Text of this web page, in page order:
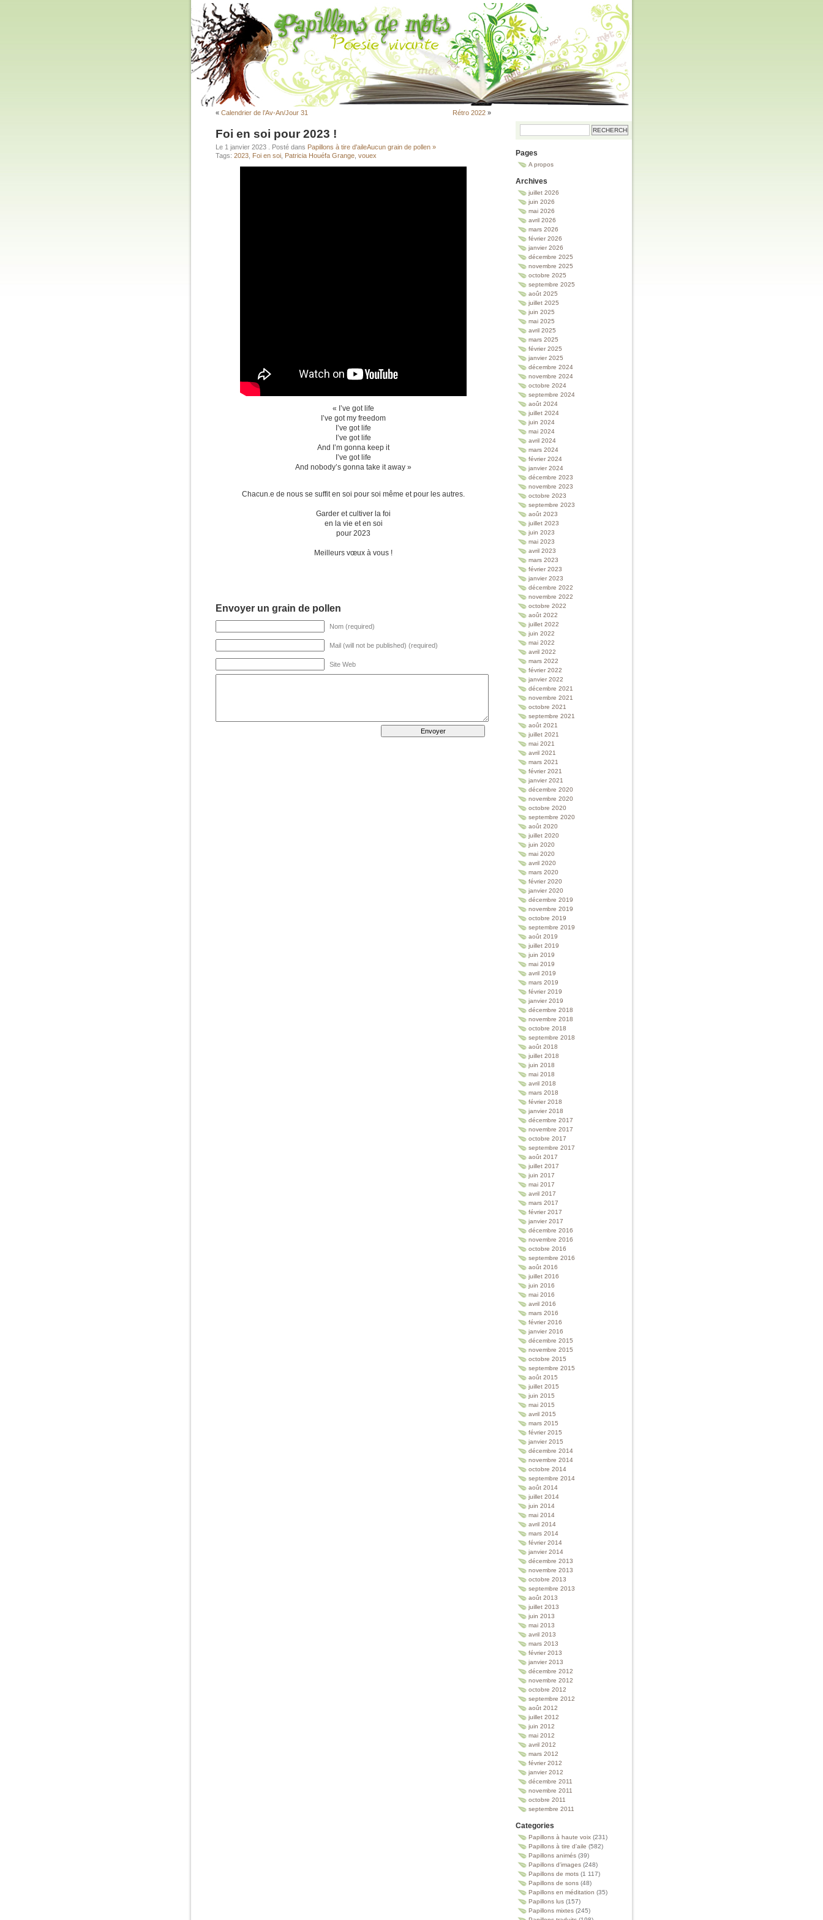
« Calendrier de l’Av-An/Jour 31 Rétro 2022 »
Foi en soi pour 2023 !
Le 1 janvier 2023 . Posté dans Papillons à tire d'aileAucun grain de pollen »
Tags: 2023 Foi en soi Patricia Houéfa Grange vouex
« I’ve got life
I’ve got my freedom
I’ve got life
I’ve got life
And I’m gonna keep it
I’ve got life
And nobody’s gonna take it away »
Chacun.e de nous se suffit en soi pour soi même et pour les autres.
Garder et cultiver la foi
en la vie et en soi
pour 2023
Meilleurs vœux à vous !
Envoyer un grain de pollen
Nom (required)
Mail (will not be published) (required)
Site Web
Pages
A propos
Archives
juillet 2026
juin 2026
mai 2026
avril 2026
mars 2026
février 2026
janvier 2026
décembre 2025
novembre 2025
octobre 2025
septembre 2025
août 2025
juillet 2025
juin 2025
mai 2025
avril 2025
mars 2025
février 2025
janvier 2025
décembre 2024
novembre 2024
octobre 2024
septembre 2024
août 2024
juillet 2024
juin 2024
mai 2024
avril 2024
mars 2024
février 2024
janvier 2024
décembre 2023
novembre 2023
octobre 2023
septembre 2023
août 2023
juillet 2023
juin 2023
mai 2023
avril 2023
mars 2023
février 2023
janvier 2023
décembre 2022
novembre 2022
octobre 2022
août 2022
juillet 2022
juin 2022
mai 2022
avril 2022
mars 2022
février 2022
janvier 2022
décembre 2021
novembre 2021
octobre 2021
septembre 2021
août 2021
juillet 2021
mai 2021
avril 2021
mars 2021
février 2021
janvier 2021
décembre 2020
novembre 2020
octobre 2020
septembre 2020
août 2020
juillet 2020
juin 2020
mai 2020
avril 2020
mars 2020
février 2020
janvier 2020
décembre 2019
novembre 2019
octobre 2019
septembre 2019
août 2019
juillet 2019
juin 2019
mai 2019
avril 2019
mars 2019
février 2019
janvier 2019
décembre 2018
novembre 2018
octobre 2018
septembre 2018
août 2018
juillet 2018
juin 2018
mai 2018
avril 2018
mars 2018
février 2018
janvier 2018
décembre 2017
novembre 2017
octobre 2017
septembre 2017
août 2017
juillet 2017
juin 2017
mai 2017
avril 2017
mars 2017
février 2017
janvier 2017
décembre 2016
novembre 2016
octobre 2016
septembre 2016
août 2016
juillet 2016
juin 2016
mai 2016
avril 2016
mars 2016
février 2016
janvier 2016
décembre 2015
novembre 2015
octobre 2015
septembre 2015
août 2015
juillet 2015
juin 2015
mai 2015
avril 2015
mars 2015
février 2015
janvier 2015
décembre 2014
novembre 2014
octobre 2014
septembre 2014
août 2014
juillet 2014
juin 2014
mai 2014
avril 2014
mars 2014
février 2014
janvier 2014
décembre 2013
novembre 2013
octobre 2013
septembre 2013
août 2013
juillet 2013
juin 2013
mai 2013
avril 2013
mars 2013
février 2013
janvier 2013
décembre 2012
novembre 2012
octobre 2012
septembre 2012
août 2012
juillet 2012
juin 2012
mai 2012
avril 2012
mars 2012
février 2012
janvier 2012
décembre 2011
novembre 2011
octobre 2011
septembre 2011
Categories
Papillons à haute voix (231)
Papillons à tire d'aile (582)
Papillons animés (39)
Papillons d'images (248)
Papillons de mots (1 117)
Papillons de sons (48)
Papillons en méditation (35)
Papillons lus (157)
Papillons mixtes (245)